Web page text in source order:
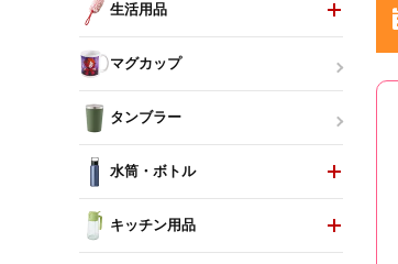
生活用品
マグカップ
タンブラー
水筒・ボトル
キッチン用品